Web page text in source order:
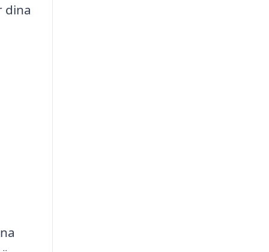
dina